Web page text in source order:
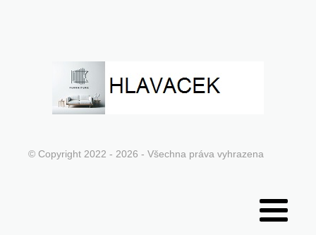
© Copyright 2022 - 2026 - Všechna práva vyhrazena